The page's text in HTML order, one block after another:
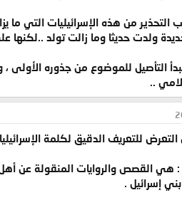
من هذه الإسرائيليات التي ما
ولدت حديثا وما زالت تولد ..لكنها
نبدأ التأصيل للموضوع من جذوره
..
التعرض للتعريف الدقيق لكلمة
: هي القصص والروايات المنقولة عن
إسرائيل .